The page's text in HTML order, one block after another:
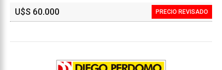
PRECIO REVISADO
U$S 60.000